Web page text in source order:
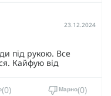
23.12.2024
під рукою. Все
Кайфую від
0 Марно 0